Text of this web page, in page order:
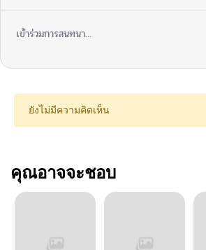
เข้าร่วมการสนทนา...
ยังไม่มีความคิดเห็น
คุณอาจจะชอบ